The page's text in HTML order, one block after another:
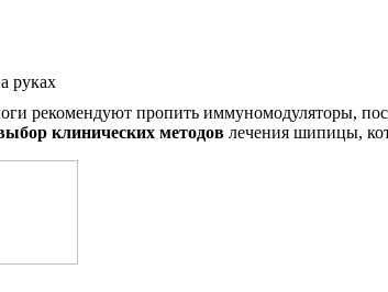
рекомендуют пропить иммуномодуляторы,
клинических методов лечения шипицы,